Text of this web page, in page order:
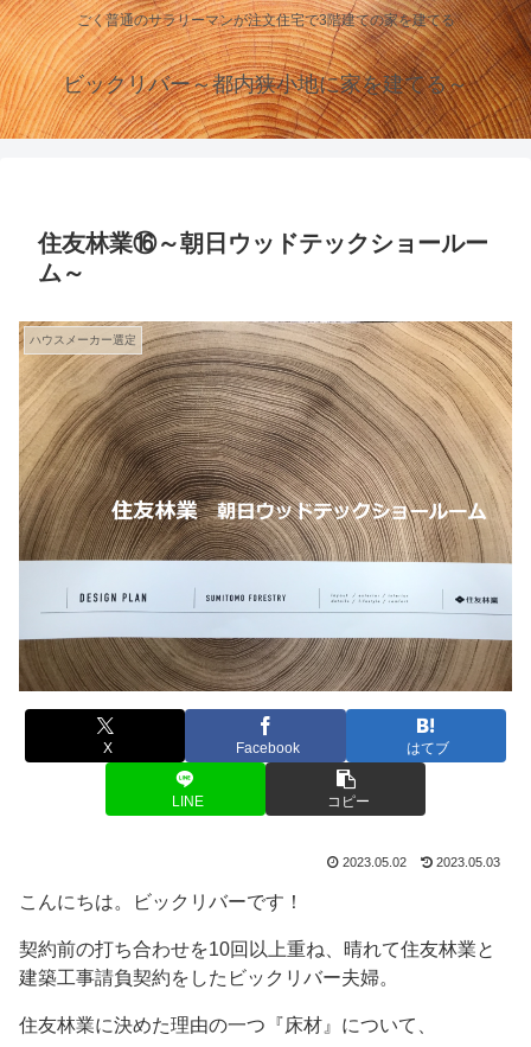
ごく普通のサラリーマンが注文住宅で3階建ての家を建てる
ビックリバー～都内狭小地に家を建てる～
住友林業⑯～朝日ウッドテックショールー
ム～
ハウスメーカー選定
X Facebook はてブ
LINE コピー
2023.05.02 2023.05.03
こんにちは。ビックリバーです！
契約前の打ち合わせを10回以上重ね、晴れて住友林業と
建築工事請負契約をしたビックリバー夫婦。
住友林業に決めた理由の一つ『床材』について、